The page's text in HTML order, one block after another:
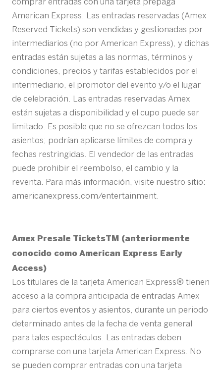
comprar entradas con una tarjeta prepaga
American Express. Las entradas reservadas (Amex
Reserved Tickets) son vendidas y gestionadas por
intermediarios (no por American Express), y dichas
entradas están sujetas a las normas, términos y
condiciones, precios y tarifas establecidos por el
intermediario, el promotor del evento y/o el lugar
de celebración. Las entradas reservadas Amex
están sujetas a disponibilidad y el cupo puede ser
limitado. Es posible que no se ofrezcan todos los
asientos; podrían aplicarse límites de compra y
fechas restringidas. El vendedor de las entradas
puede prohibir el reembolso, el cambio y la
reventa. Para más información, visite nuestro sitio:
americanexpress.com/entertainment.
Amex Presale TicketsTM (anteriormente
conocido como American Express Early
Access)
Los titulares de la tarjeta American Express® tienen
acceso a la compra anticipada de entradas Amex
para ciertos eventos y asientos, durante un periodo
determinado antes de la fecha de venta general
para tales espectáculos. Las entradas deben
comprarse con una tarjeta American Express. No
se pueden comprar entradas con una tarjeta